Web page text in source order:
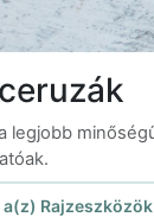
legjobb